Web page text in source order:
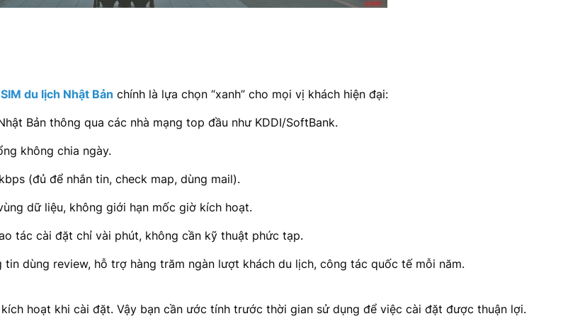
du lịch Nhật Bản chính là lựa chọn “xanh” cho mọi vị khách hiện đại:
Bản thông qua các nhà mạng top đầu như KDDI/SoftBank.
không chia ngày.
(đủ để nhắn tin, check map, dùng mail).
dữ liệu, không giới hạn mốc giờ kích hoạt.
tác cài đặt chỉ vài phút, không cần kỹ thuật phức tạp.
tin dùng review, hỗ trợ hàng trăm ngàn lượt khách du lịch, công tác quốc tế mỗi năm.
hoạt khi cài đặt. Vậy bạn cần ước tính trước thời gian sử dụng để việc cài đặt được thuận lợi.